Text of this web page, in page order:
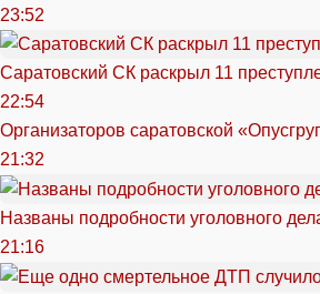
23:52
Саратовский СК раскрыл 11
22:54
Организаторов саратовской
21:32
Названы подробности уголовного
21:16